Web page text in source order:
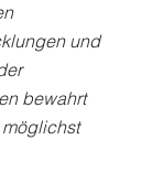
und
bewahrt